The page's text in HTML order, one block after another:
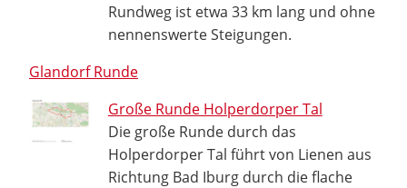
Rundweg ist etwa 33 km lang und ohne
nennenswerte Steigungen.
Glandorf Runde
Große Runde Holperdorper Tal
Die große Runde durch das
Holperdorper Tal führt von Lienen aus
Richtung Bad Iburg durch die flache